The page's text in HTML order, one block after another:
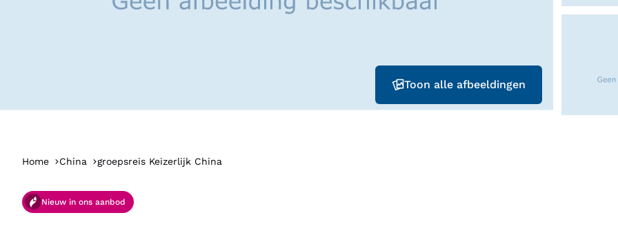
Toon alle afbeeldingen
Home China groepsreis Keizerlijk China
Nieuw in ons aanbod